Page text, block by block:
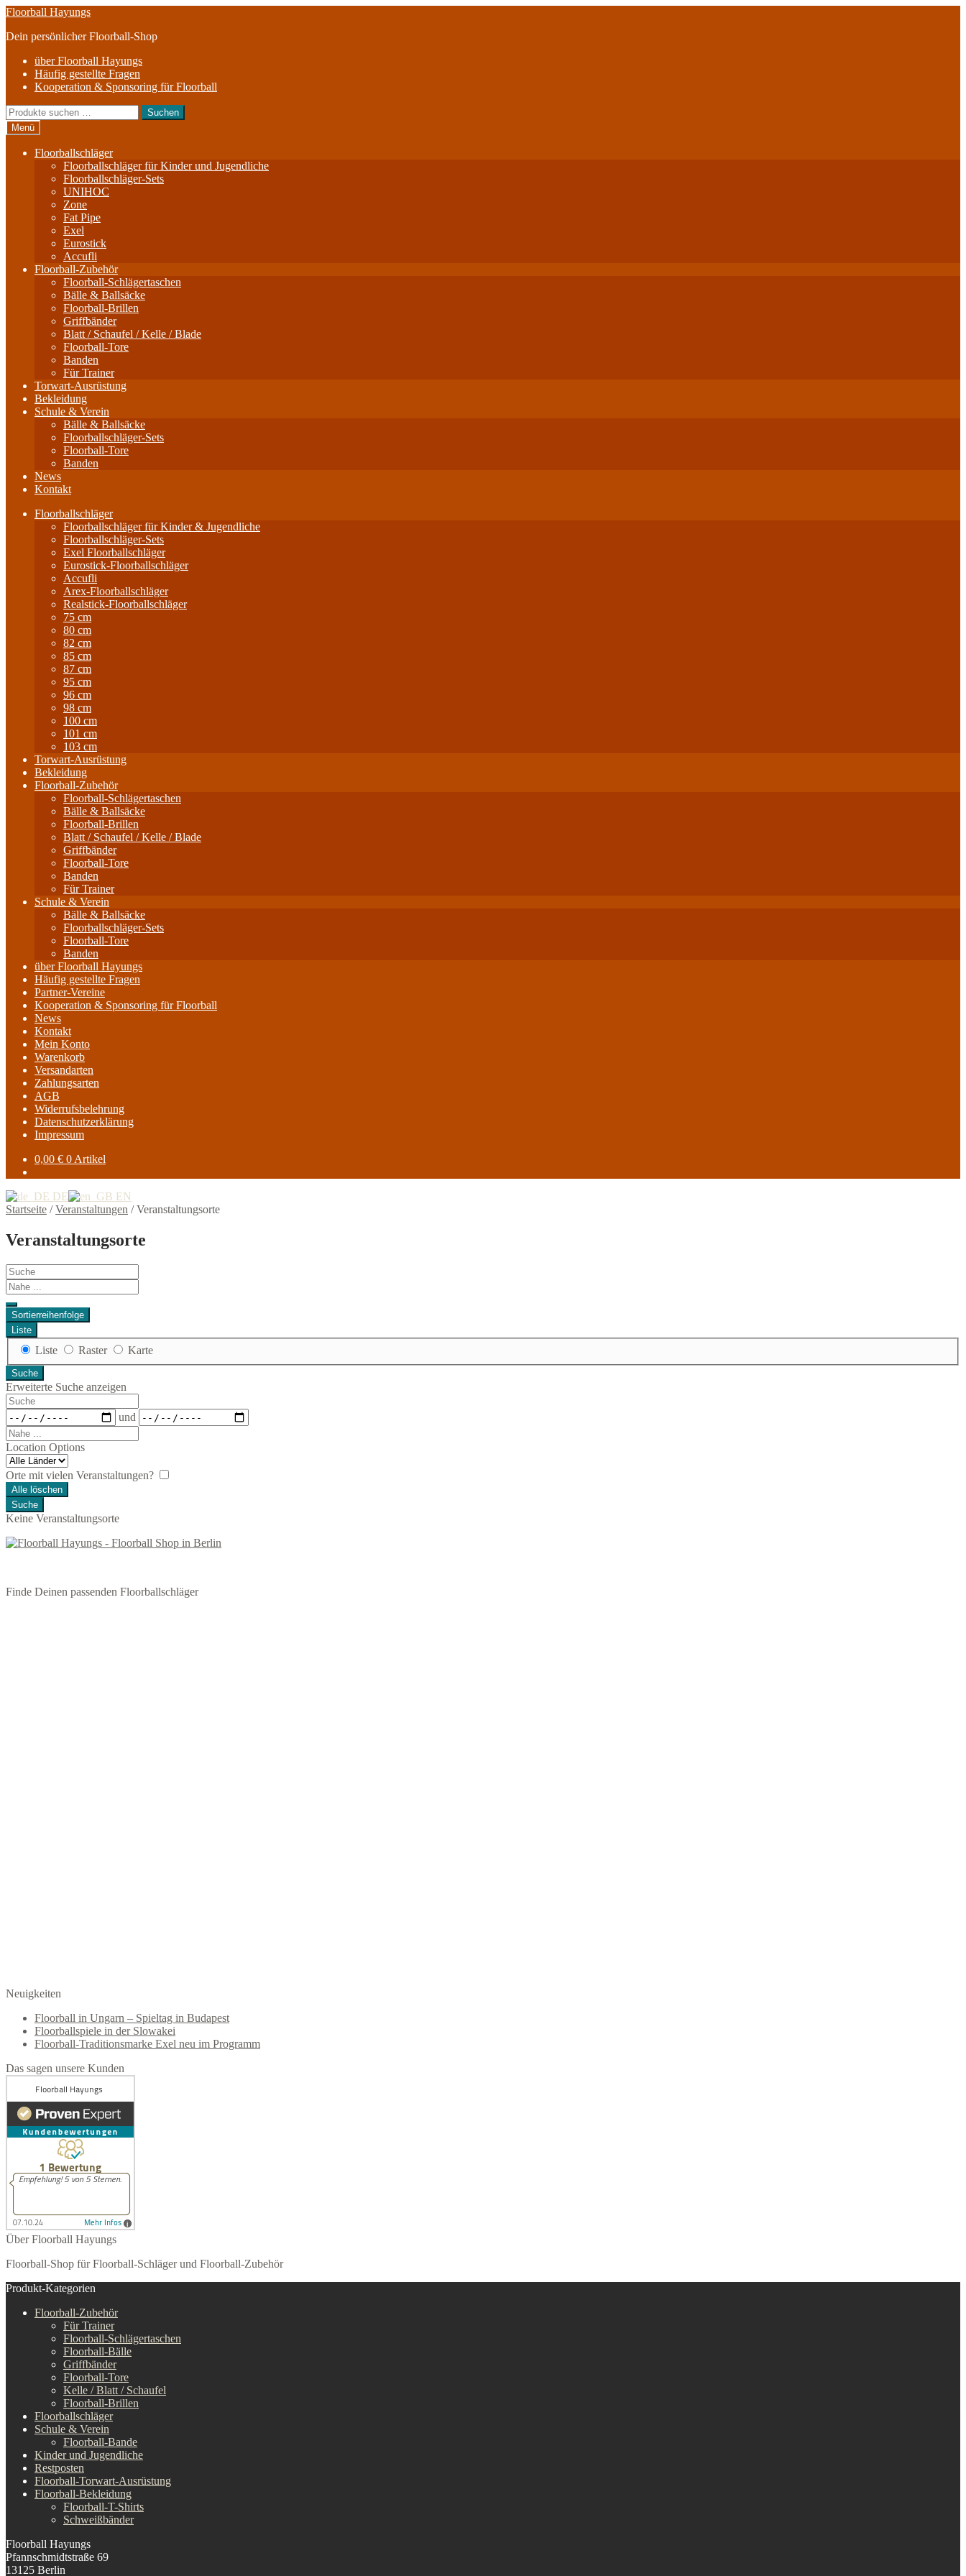
Zur
springen
Zum
springen
Floorball Hayungs
Dein persönlicher Floorball-Shop
über Floorball Hayungs
Häufig gestellte Fragen
Kooperation & Sponsoring für Floorball
Suche
nach:
Suchen
Menü
Floorballschläger
Floorballschläger für Kinder und Jugendliche
Floorballschläger-Sets
UNIHOC
Zone
Fat Pipe
Exel
Eurostick
Accufli
Floorball-Zubehör
Floorball-Schlägertaschen
Bälle & Ballsäcke
Floorball-Brillen
Griffbänder
Blatt / Schaufel / Kelle / Blade
Floorball-Tore
Banden
Für Trainer
Torwart-Ausrüstung
Bekleidung
Schule & Verein
Bälle & Ballsäcke
Floorballschläger-Sets
Floorball-Tore
Banden
News
Kontakt
Floorballschläger
Floorballschläger für Kinder & Jugendliche
Floorballschläger-Sets
Exel Floorballschläger
Eurostick-Floorballschläger
Accufli
Arex-Floorballschläger
Realstick-Floorballschläger
75 cm
80 cm
82 cm
85 cm
87 cm
95 cm
96 cm
98 cm
100 cm
101 cm
103 cm
Torwart-Ausrüstung
Bekleidung
Floorball-Zubehör
Floorball-Schlägertaschen
Bälle & Ballsäcke
Floorball-Brillen
Blatt / Schaufel / Kelle / Blade
Griffbänder
Floorball-Tore
Banden
Für Trainer
Schule & Verein
Bälle & Ballsäcke
Floorballschläger-Sets
Floorball-Tore
Banden
über Floorball Hayungs
Häufig gestellte Fragen
Partner-Vereine
Kooperation & Sponsoring für Floorball
News
Kontakt
Mein Konto
Warenkorb
Versandarten
Zahlungsarten
AGB
Widerrufsbelehrung
Datenschutzerklärung
Impressum
0,00 € 0 Artikel
DE
EN
Startseite /Veranstaltungen /Veranstaltungsorte
Veranstaltungsorte
Suche
Nahe
...
Sortierreihenfolge
Liste
Anzeigetyp
für
Suchergebnisse
Liste Raster Karte
Suche
Erweiterte Suche anzeigen
Suche
Daten
und
Nahe
...
Location Options
Land
Orte mit vielen Veranstaltungen?
Alle löschen
Suche
Keine Veranstaltungsorte
Finde Deinen passenden Floorballschläger
Neuigkeiten
Floorball in Ungarn – Spieltag in Budapest
Floorballspiele in der Slowakei
Floorball-Traditionsmarke Exel neu im Programm
Das sagen unsere Kunden
Über Floorball Hayungs
Floorball-Shop für Floorball-Schläger und Floorball-Zubehör
Produkt-Kategorien
Floorball-Zubehör
Für Trainer
Floorball-Schlägertaschen
Floorball-Bälle
Griffbänder
Floorball-Tore
Kelle / Blatt / Schaufel
Floorball-Brillen
Floorballschläger
Schule & Verein
Floorball-Bande
Kinder und Jugendliche
Restposten
Floorball-Torwart-Ausrüstung
Floorball-Bekleidung
Floorball-T-Shirts
Schweißbänder
Floorball Hayungs
Pfannschmidtstraße 69
13125 Berlin